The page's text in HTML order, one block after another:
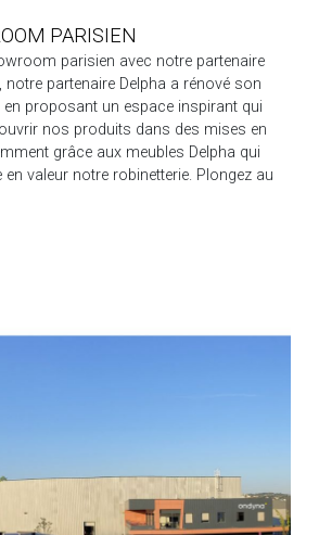
PARISIEN
parisien avec notre partenaire
notre partenaire Delpha a rénové son
proposant un espace inspirant qui
nos produits dans des mises en
grâce aux meubles Delpha qui
en valeur notre robinetterie. Plongez au